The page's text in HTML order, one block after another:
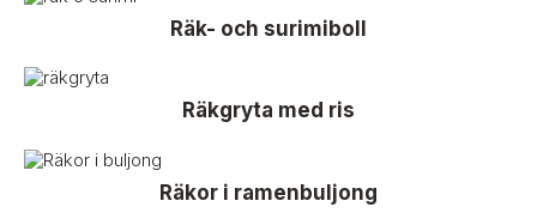
Räk- och surimiboll
Räkgryta med ris
Räkor i ramenbuljong